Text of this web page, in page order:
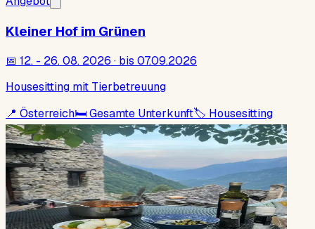
Kleiner Hof im Grünen
📅 12. - 26. 08. 2026 · bis 07.09.2026
Housesitting mit Tierbetreuung
📍 Österreich🛏Gesamte Unterkunft🏷 Housesitting